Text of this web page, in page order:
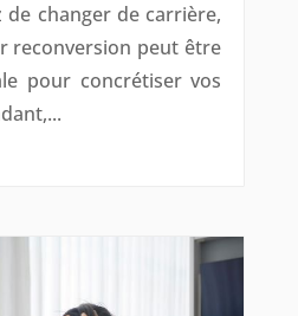
de changer de carrière,
reconversion peut être
pour concrétiser vos